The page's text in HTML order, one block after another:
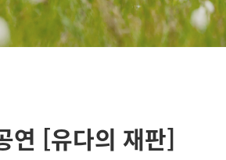
연 [유다의 재판]